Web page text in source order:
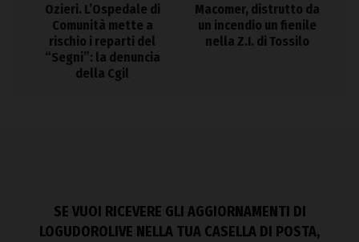
Ozieri. L’Ospedale di
Comunità mette a
rischio i reparti del
“Segni”: la denuncia
della Cgil
Macomer, distrutto da
un incendio un fienile
nella Z.I. di Tossilo
SE VUOI RICEVERE GLI AGGIORNAMENTI DI
LOGUDOROLIVE NELLA TUA CASELLA DI POSTA,